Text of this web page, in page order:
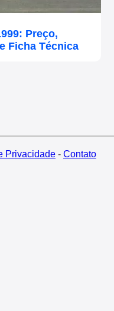
Preço,
Ficha Técnica
Privacidade- Contato